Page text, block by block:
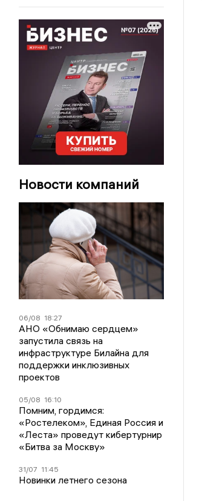
Новости компаний
06/08 18:27
АНО «Обнимаю сердцем»
запустила связь на
инфраструктуре Билайна для
поддержки инклюзивных
проектов
05/08 16:10
Помним, гордимся:
«Ростелеком», Единая Россия и
«Леста» проведут кибертурнир
«Битва за Москву»
31/07 11:45
Новинки летнего сезона